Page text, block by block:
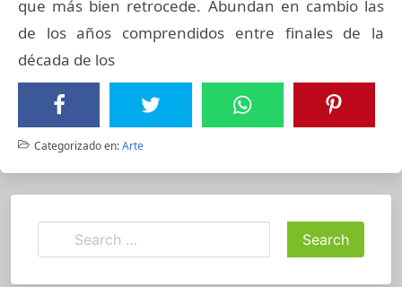
que más bien retrocede. Abundan en cambio las
de los años comprendidos entre finales de la
década de los
Categorizado en:Arte